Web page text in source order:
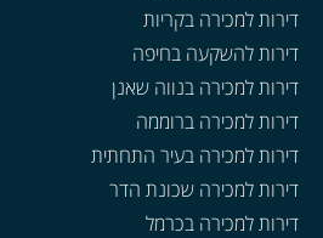
דירות למכירה בקריות
דירות להשקעה בחיפה
דירות למכירה בנווה שאנן
דירות למכירה ברוממה
דירות למכירה בעיר התחתית
דירות למכירה שכונת הדר
דירות למכירה בכרמל